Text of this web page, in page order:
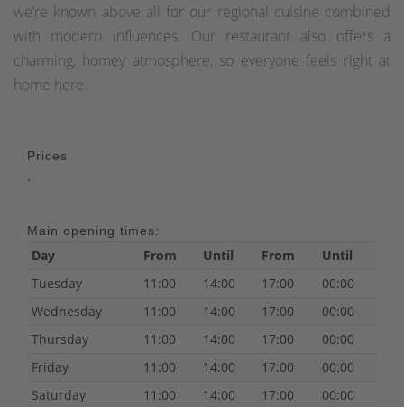
we’re known above all for our regional cuisine combined
with modern influences. Our restaurant also offers a
charming, homey atmosphere, so everyone feels right at
home here.
Prices
.
Main opening times:
Day From Until From
Until
Tuesday
11:00 14:00 17:00
00:00
Wednesday
11:00 14:00 17:00
00:00
Thursday
11:00 14:00 17:00
00:00
Friday
11:00 14:00 17:00
00:00
Saturday
11:00 14:00 17:00
00:00